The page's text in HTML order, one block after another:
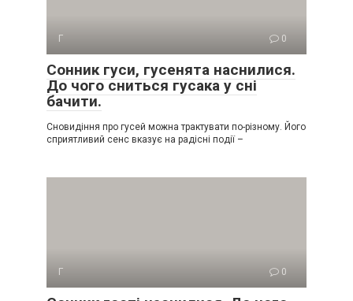
Г 0
Сонник гуси, гусенята наснилися.
До чого сниться гусака у сні
бачити.
Сновидіння про гусей можна трактувати по-різному. Його
сприятливий сенс вказує на радісні події –
Г 0